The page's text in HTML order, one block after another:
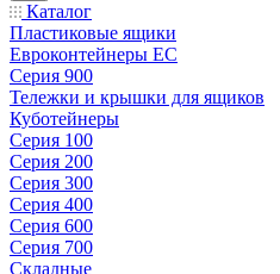
Каталог
Пластиковые ящики
Евроконтейнеры ЕС
Серия 900
Тележки и крышки для ящиков
Куботейнеры
Серия 100
Серия 200
Серия 300
Серия 400
Серия 600
Серия 700
Складные